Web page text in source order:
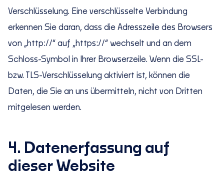
Verschlüsselung. Eine verschlüsselte Verbindung
erkennen Sie daran, dass die Adresszeile des Browsers
von „http://“ auf „https://“ wechselt und an dem
Schloss-Symbol in Ihrer Browserzeile. Wenn die SSL-
bzw. TLS-Verschlüsselung aktiviert ist, können die
Daten, die Sie an uns übermitteln, nicht von Dritten
mitgelesen werden.
4. Datenerfassung auf
dieser Website